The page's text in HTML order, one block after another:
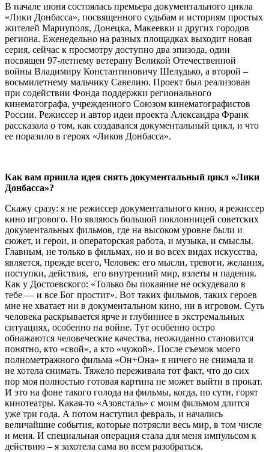
В начале июня состоялась премьера документального цикла
«Лики Донбасса», посвященного судьбам и историям простых
жителей Мариуполя, Донецка, Макеевки и других городов
региона. Еженедельно на разных площадках выходит новая
серия, сейчас к просмотру доступно два эпизода, один
посвящен 97-летнему ветерану Великой Отечественной
войны Владимиру Константиновичу Шелудько, а второй –
восьмилетнему мальчику Савелию. Проект был реализован
при содействии Фонда поддержки регионального
кинематографа, учрежденного Союзом кинематографистов
России. Режиссер и автор идеи проекта Александра Франк
рассказала о том, как создавался документальный цикл, и что
ее поразило в героях «Ликов Донбасса».
Как вам пришла идея снять документальный цикл «Лики
Донбасса»?
Скажу сразу: я не режиссер документального кино, я режиссер
кино игрового. Но являюсь большой поклонницей советских
документальных фильмов, где на высоком уровне были и
сюжет, и герои, и операторская работа, и музыка, и смыслы.
Главным, не только в фильмах, но и во всех видах искусства,
является, прежде всего, Человек: его мысли, тревоги, желания,
поступки, действия, его внутренний мир, взлеты и падения.
Как у Достоевского: «Только бы покаяние не оскудевало в
тебе — и все Бог простит». Вот таких фильмов, таких героев
мне не хватает ни в документальном кино, ни в игровом. Суть
человека раскрывается ярче и глубиннее в экстремальных
ситуациях, особенно на войне. Тут особенно остро
обнажаются человеческие качества, неожиданно становится
понятно, кто «свой», а кто «чужой». После съемок моего
полнометражного фильма «Он+Она» я ничего не снимала и
не хотела снимать. Тяжело переживала тот факт, что до сих
пор моя полностью готовая картина не может выйти в прокат.
И это на фоне такого голода на фильмы, когда, по сути, горят
кинотеатры. Какая-то «Азовсталь» с моим фильмом длится
уже три года. А потом наступил февраль, и начались
величайшие события, которые потрясли весь мир, в том числе
и меня. И специальная операция стала для меня импульсом к
действию – я захотела сама во всем разобраться.